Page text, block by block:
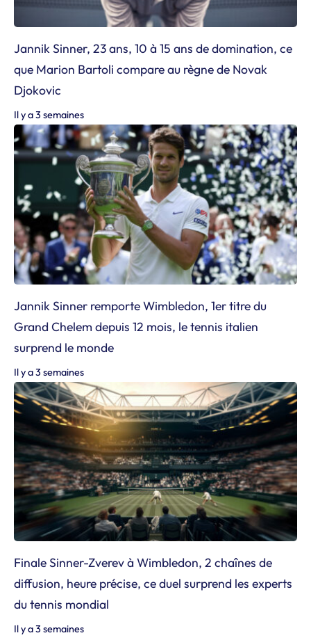
Jannik Sinner, 23 ans, 10 à 15 ans de domination, ce
que Marion Bartoli compare au règne de Novak
Djokovic
Il y a 3 semaines
Jannik Sinner remporte Wimbledon, 1er titre du
Grand Chelem depuis 12 mois, le tennis italien
surprend le monde
Il y a 3 semaines
Finale Sinner-Zverev à Wimbledon, 2 chaînes de
diffusion, heure précise, ce duel surprend les experts
du tennis mondial
Il y a 3 semaines